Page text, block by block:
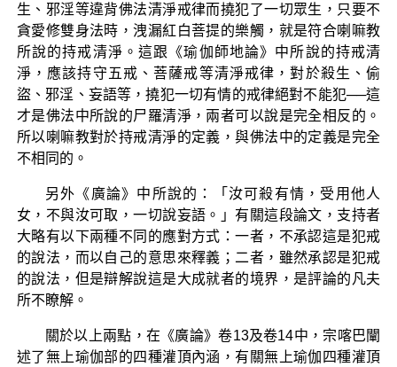
生、邪淫等違背佛法清淨戒律而撓犯了一切眾生，只要不
貪愛修雙身法時，洩漏紅白菩提的樂觸，就是符合喇嘛教
所說的持戒清淨。這跟《瑜伽師地論》中所說的持戒清
淨，應該持守五戒、菩薩戒等清淨戒律，對於殺生、偷
盜、邪淫、妄語等，撓犯一切有情的戒律絕對不能犯──這
才是佛法中所說的尸羅清淨，兩者可以說是完全相反的。
所以喇嘛教對於持戒清淨的定義，與佛法中的定義是完全
不相同的。
另外《廣論》中所說的：「汝可殺有情，受用他人
女，不與汝可取，一切說妄語。」有關這段論文，支持者
大略有以下兩種不同的應對方式：一者，不承認這是犯戒
的說法，而以自己的意思來釋義；二者，雖然承認是犯戒
的說法，但是辯解說這是大成就者的境界，是評論的凡夫
所不瞭解。
關於以上兩點，在《廣論》卷13及卷14中，宗喀巴闡
述了無上瑜伽部的四種灌頂內涵，有關無上瑜伽四種灌頂